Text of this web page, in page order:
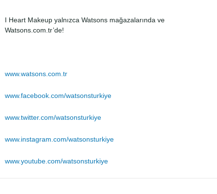
I Heart Makeup yalnızca Watsons mağazalarında ve
Watsons.com.tr’de!
www.watsons.com.tr
www.facebook.com/watsonsturkiye
www.twitter.com/watsonsturkiye
www.instagram.com/watsonsturkiye
www.youtube.com/watsonsturkiye